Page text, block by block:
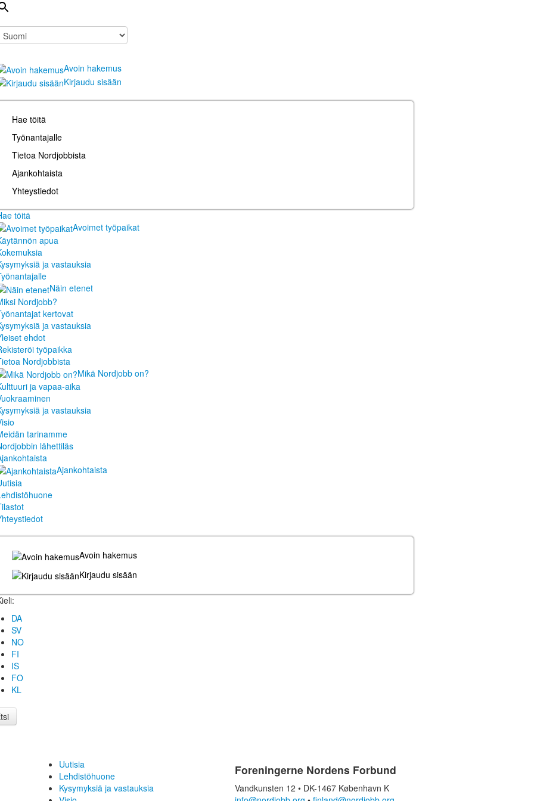
Avoin hakemus
Kirjaudu sisään
Hae töitä
Työnantajalle
Tietoa Nordjobbista
Ajankohtaista
Yhteystiedot
töitä
Avoimet työpaikat
apua
ja vastauksia
Näin etenet
Nordjobb?
kertovat
ja vastauksia
ehdot
työpaikka
Nordjobbista
Mikä Nordjobb on?
ja vapaa-aika
ja vastauksia
tarinamme
lähettiläs
Ajankohtaista
Avoin hakemus
Kirjaudu sisään
DA
SV
NO
FI
IS
FO
KL
Uutisia
Lehdistöhuone
Kysymyksiä ja vastauksia
Foreningerne Nordens Forbund
Vandkunsten 12 • DK-1467 København K